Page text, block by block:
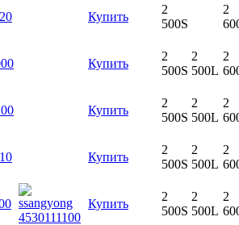
Купить
2
500S
2
Купить
2
500S
2
500L
2
Купить
2
500S
2
500L
2
Купить
2
500S
2
500L
2
Купить
2
500S
2
500L
2